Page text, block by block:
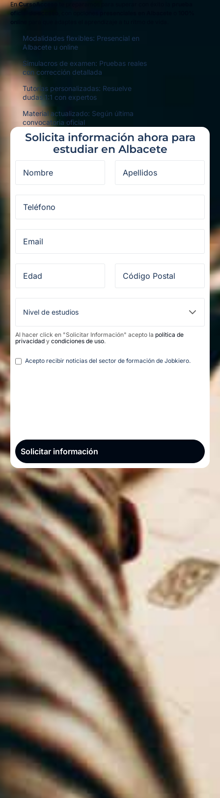
EnCursoAcceso
oficial de acceso
Modalidades flexibles: Presencial en
Albacete u online
Simulacros de examen: Pruebas reales
con corrección detallada
Tutorías personalizadas: Resuelve
dudas 1:1 con expertos
Material actualizado: Según última
convocatoria oficial
Solicita información ahora para
estudiar en Albacete
Al hacer click en "Solicitar Información" acepto la política de
privacidad y condiciones de uso.
Legal
Acepto recibir noticias del sector de formación de Jobkiero.